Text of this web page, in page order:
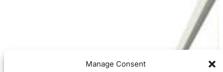
Manage Consent